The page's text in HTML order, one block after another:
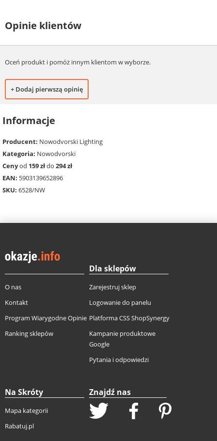
Opinie klientów
Oceń produkt i pomóż innym klientom w wyborze.
+ Dodaj pierwszą opinię
Informacje
Producent: Nowodvorski Lighting
Kategoria: Nowodvorski
Cenyod 159 złdo 294 zł
EAN: 5903139652896
SKU: 6528/NW
O nas
Kontakt
Program Wiarygodne Opinie
Ranking sklepów
Dla sklepów
Zarejestruj sklep
Logowanie do panelu
Platforma CSS ShopSynergy
Kampanie produktowe
Google
Pytania i odpowiedzi
Na Skróty
Mapa kategorii
Rabatuj.pl
Znajdź nas